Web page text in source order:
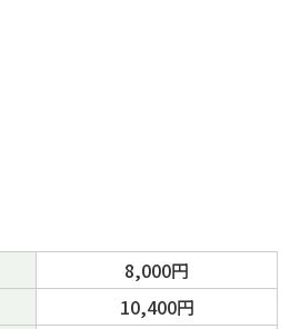
8,000円
10,400円